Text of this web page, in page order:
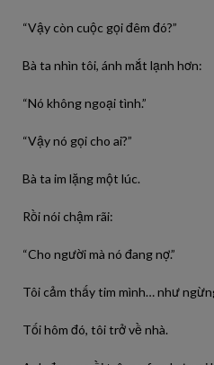
“Vậy còn cuộc gọi đêm đó?”
Bà ta nhìn tôi, ánh mắt lạnh hơn:
“Nó không ngoại tình.”
“Vậy nó gọi cho ai?”
Bà ta im lặng một lúc.
Rồi nói chậm rãi:
“Cho người mà nó đang nợ.”
Tôi cảm thấy tim mình… như
Tối hôm đó, tôi trở về nhà.